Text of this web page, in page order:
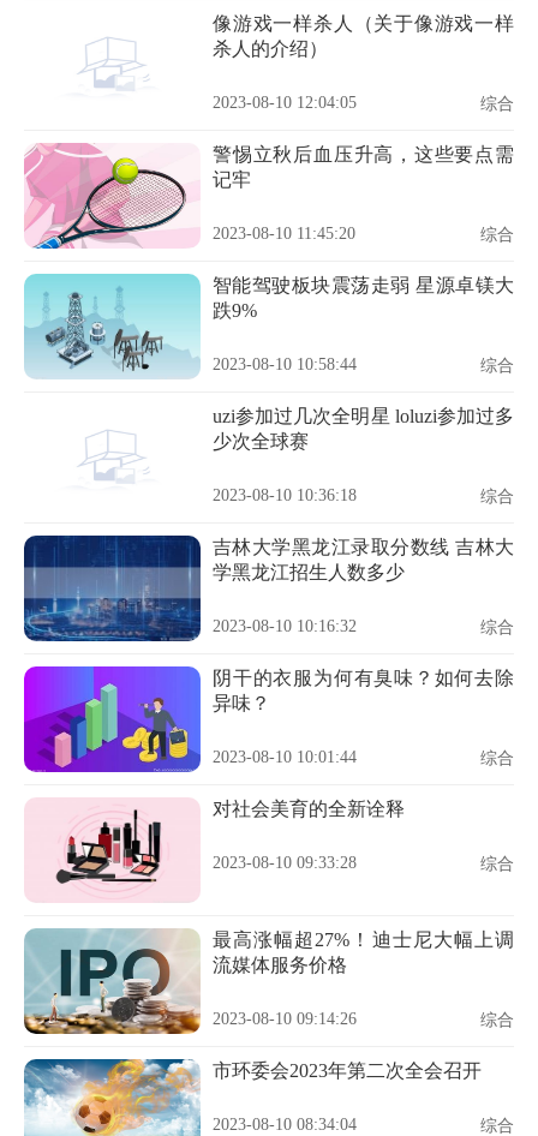
像游戏一样杀人（关于像游戏一样
杀人的介绍）
2023-08-10 12:04:05 综合
警惕立秋后血压升高，这些要点需
记牢
2023-08-10 11:45:20 综合
智能驾驶板块震荡走弱 星源卓镁大
跌9%
2023-08-10 10:58:44 综合
uzi参加过几次全明星 loluzi参加过多
少次全球赛
2023-08-10 10:36:18 综合
吉林大学黑龙江录取分数线 吉林大
学黑龙江招生人数多少
2023-08-10 10:16:32 综合
阴干的衣服为何有臭味？如何去除
异味？
2023-08-10 10:01:44 综合
对社会美育的全新诠释
2023-08-10 09:33:28 综合
最高涨幅超27%！迪士尼大幅上调
流媒体服务价格
2023-08-10 09:14:26 综合
市环委会2023年第二次全会召开
2023-08-10 08:34:04 综合